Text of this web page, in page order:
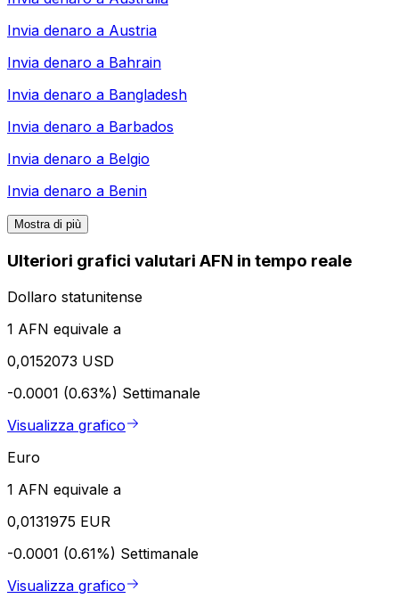
Invia denaro a Austria
Invia denaro a Bahrain
Invia denaro a Bangladesh
Invia denaro a Barbados
Invia denaro a Belgio
Invia denaro a Benin
Mostra di più
Ulteriori grafici valutari AFN in tempo reale
Dollaro statunitense
1 AFN equivale a
0,0152073 USD
-0.0001 (0.63%) Settimanale
Visualizza grafico
Euro
1 AFN equivale a
0,0131975 EUR
-0.0001 (0.61%) Settimanale
Visualizza grafico